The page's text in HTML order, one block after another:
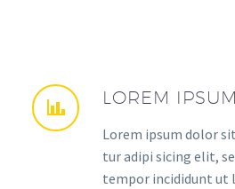
LOREM IPSUM
Lorem ipsum dolor
tur adipi sicing elit,
tempor incididunt ut